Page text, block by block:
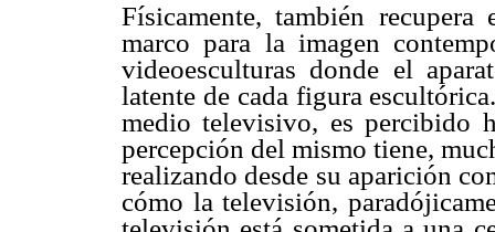
Físicamente, también
marco para la imagen
videoesculturas donde el
latente de cada figura
medio televisivo, es percibido
percepción del mismo tiene,
realizando desde su aparición
cómo la televisión,